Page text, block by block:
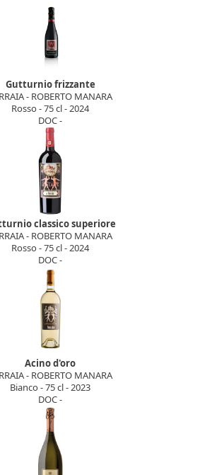
Gutturnio frizzante
- ROBERTO MANARA
Rosso - 75 cl - 2024
DOC -
classico superiore
- ROBERTO MANARA
Rosso - 75 cl - 2024
DOC -
Acino d'oro
- ROBERTO MANARA
Bianco - 75 cl - 2023
DOC -